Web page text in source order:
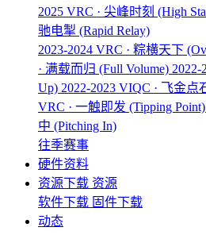
2025 VRC · 尖峰时刻 (High
驰电掣 (Rapid Relay)
2023-2024 VRC · 粽横天下
· 满载而归 (Full Volume) 2022-
Up) 2022-2023 VIQC · 飞金点
VRC · 一触即发 (Tipping Point)
中 (Pitching In)
往季赛事
硬件资料
资源下载 资源
软件下载 固件下载
动态